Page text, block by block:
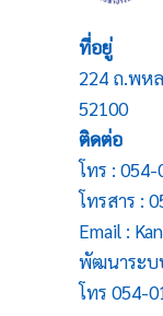
ที่อยู่
224 ถ.พห
52100
ติดต่อ
โทร :
โทรสาร :
Email :
พัฒนาระบ
โทร 054-